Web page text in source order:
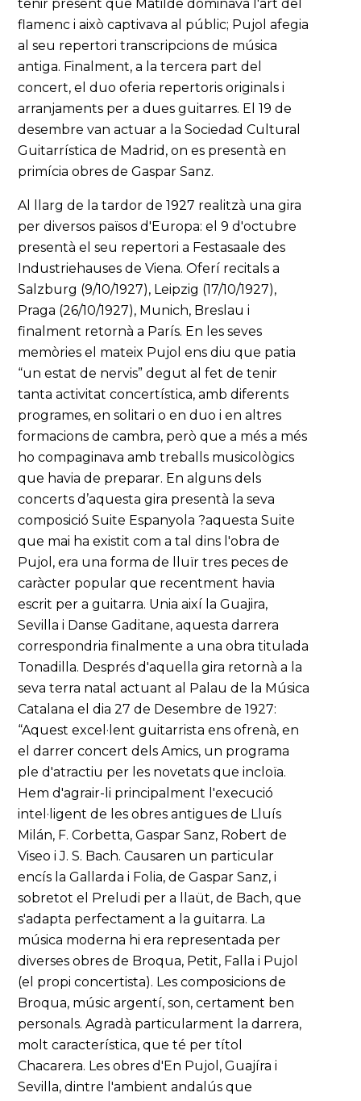
tenir present que Matilde dominava l'art del
flamenc i això captivava al públic; Pujol afegia
al seu repertori transcripcions de música
antiga. Finalment, a la tercera part del
concert, el duo oferia repertoris originals i
arranjaments per a dues guitarres. El 19 de
desembre van actuar a la Sociedad Cultural
Guitarrística de Madrid, on es presentà en
primícia obres de Gaspar Sanz.
Al llarg de la tardor de 1927 realitzà una gira
per diversos països d'Europa: el 9 d'octubre
presentà el seu repertori a Festasaale des
Industriehauses de Viena. Oferí recitals a
Salzburg (9/10/1927), Leipzig (17/10/1927),
Praga (26/10/1927), Munich, Breslau i
finalment retornà a París. En les seves
memòries el mateix Pujol ens diu que patia
“un estat de nervis” degut al fet de tenir
tanta activitat concertística, amb diferents
programes, en solitari o en duo i en altres
formacions de cambra, però que a més a més
ho compaginava amb treballs musicològics
que havia de preparar. En alguns dels
concerts d’aquesta gira presentà la seva
composició Suite Espanyola ?aquesta Suite
que mai ha existit com a tal dins l'obra de
Pujol, era una forma de lluïr tres peces de
caràcter popular que recentment havia
escrit per a guitarra. Unia així la Guajira,
Sevilla i Danse Gaditane, aquesta darrera
correspondria finalmente a una obra titulada
Tonadilla. Després d'aquella gira retornà a la
seva terra natal actuant al Palau de la Música
Catalana el dia 27 de Desembre de 1927:
“Aquest excel·lent guitarrista ens ofrenà, en
el darrer concert dels Amics, un programa
ple d'atractiu per les novetats que incloïa.
Hem d'agrair-li principalment l'execució
intel·ligent de les obres antigues de Lluís
Milán, F. Corbetta, Gaspar Sanz, Robert de
Viseo i J. S. Bach. Causaren un particular
encís la Gallarda i Folia, de Gaspar Sanz, i
sobretot el Preludi per a llaüt, de Bach, que
s'adapta perfectament a la guitarra. La
música moderna hi era representada per
diverses obres de Broqua, Petit, Falla i Pujol
(el propi concertista). Les composicions de
Broqua, músic argentí, son, certament ben
personals. Agradà particularment la darrera,
molt característica, que té per títol
Chacarera. Les obres d'En Pujol, Guajíra i
Sevilla, dintre l'ambient andalús que